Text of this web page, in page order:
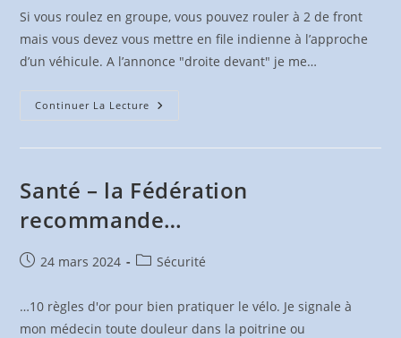
Si vous roulez en groupe, vous pouvez rouler à 2 de front
mais vous devez vous mettre en file indienne à l’approche
d’un véhicule. A l’annonce "droite devant" je me…
Continuer La Lecture Se
Santé – la Fédération
recommande…
Publication
24 mars 2024
PostSécurité
…10 règles d'or pour bien pratiquer le vélo. Je signale à
mon médecin toute douleur dans la poitrine ou